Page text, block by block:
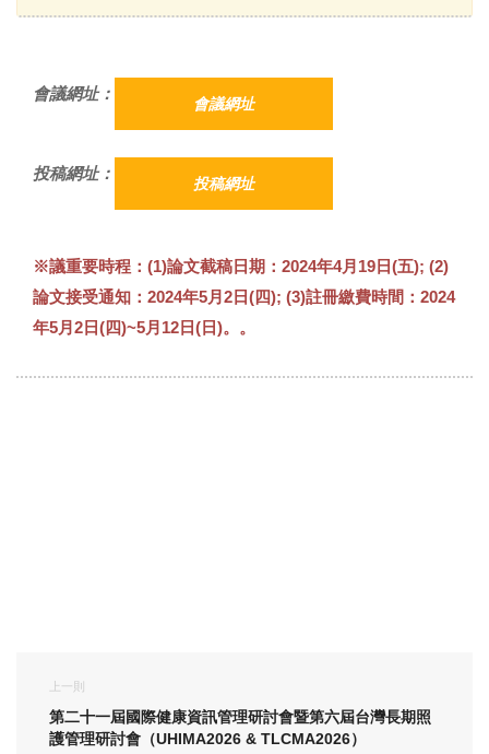
會議網址：
會議網址
投稿網址：
投稿網址
※議重要時程：(1)論文截稿日期：2024年4月19日(五); (2)
論文接受通知：2024年5月2日(四); (3)註冊繳費時間：2024
年5月2日(四)~5月12日(日)。。
上一則
第二十一屆國際健康資訊管理研討會暨第六屆台灣長期照
護管理研討會（UHIMA2026 & TLCMA2026）